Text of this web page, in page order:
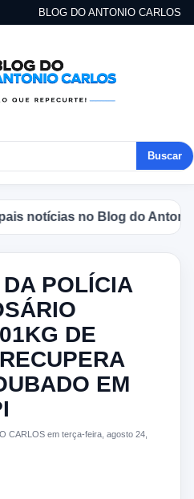
BLOG DO ANTONIO CARLOS
Buscar
no Blog do Antonio
POLÍCIA
DE
EM
CARLOS em terça-feira, agosto 24,